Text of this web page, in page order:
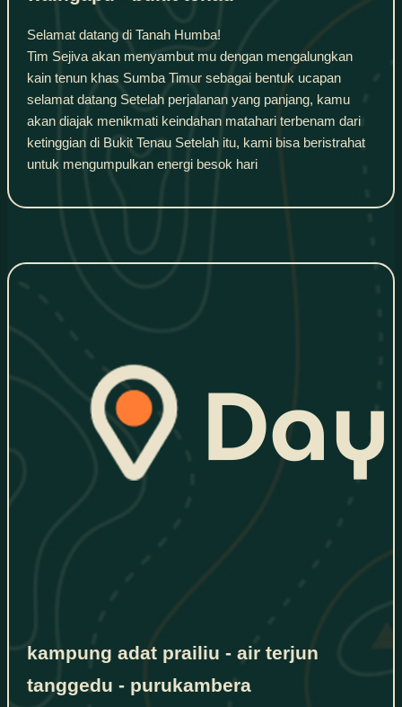
Selamat datang di Tanah Humba!
Tim Sejiva akan menyambut mu dengan mengalungkan
kain tenun khas Sumba Timur sebagai bentuk ucapan
selamat datang Setelah perjalanan yang panjang, kamu
akan diajak menikmati keindahan matahari terbenam dari
ketinggian di Bukit Tenau Setelah itu, kami bisa beristrahat
untuk mengumpulkan energi besok hari
kampung adat prailiu - air terjun
tanggedu - purukambera